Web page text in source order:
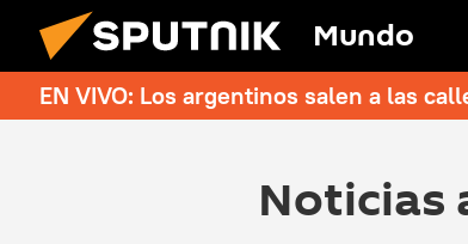
Mundo
EN VIVO: Los argentinos salen a las
Noticias